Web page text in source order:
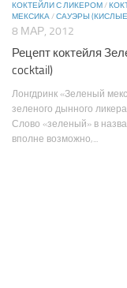
КОКТЕЙЛИ С ЛИКЕРОМ/
МЕКСИКА/САУЭРЫ
8 МАР, 2012
Рецепт коктейля
cocktail)
Лонгдринк «Зеленый
зеленого дынного
Слово «зеленый» в
вполне возможно,...